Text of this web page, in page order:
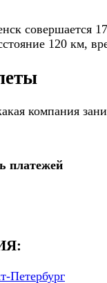
совершается
120 км,
компания
платежей
Петербург